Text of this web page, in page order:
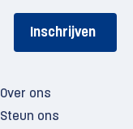
Over ons
Steun ons